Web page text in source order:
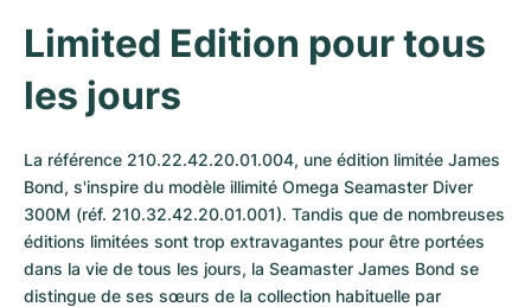
Limited Edition pour tous
les jours
La référence 210.22.42.20.01.004, une édition limitée James
Bond, s'inspire du modèle illimité Omega Seamaster Diver
300M (réf. 210.32.42.20.01.001). Tandis que de nombreuses
éditions limitées sont trop extravagantes pour être portées
dans la vie de tous les jours, la Seamaster James Bond se
distingue de ses sœurs de la collection habituelle par